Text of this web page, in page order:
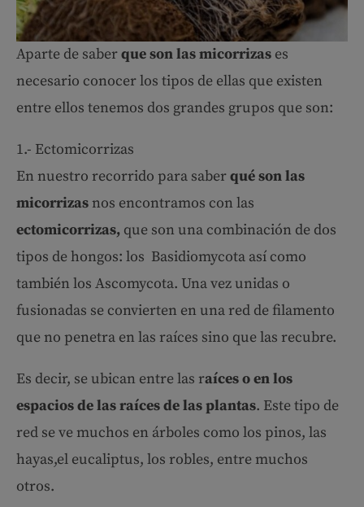
Aparte de saberque son las micorrizas es
necesario conocer los tipos de ellas que existen
entre ellos tenemos dos grandes grupos que son:
1.- Ectomicorrizas
En nuestro recorrido para saberqué son las
micorrizasnos encontramos con las
ectomicorrizas, que son una combinación de dos
tipos de hongos: los Basidiomycota así como
también los Ascomycota. Una vez unidas o
fusionadas se convierten en una red de filamento
que no penetra en las raíces sino que las recubre.
Es decir, se ubican entre las raíces o en los
espacios de las raíces de las plantas. Este tipo de
red se ve muchos en árboles como los pinos, las
hayas,el eucaliptus, los robles, entre muchos
otros.